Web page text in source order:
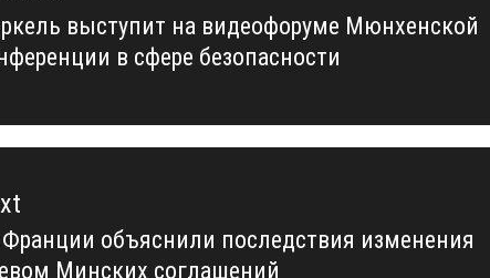
выступит на видеофоруме Мюнхенской
в сфере безопасности
объяснили последствия изменения
Минских соглашений